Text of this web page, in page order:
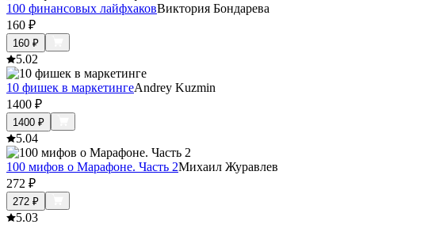
100 финансовых лайфхаковВиктория Бондарева
160 ₽
160 ₽
5.02
10 фишек в маркетингеAndrey Kuzmin
1400 ₽
1400 ₽
5.04
100 мифов о Марафоне. Часть 2Михаил Журавлев
272 ₽
272 ₽
5.03